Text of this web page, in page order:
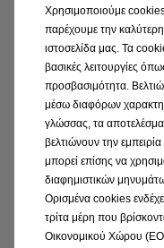
Combo
Corsa
Χρησιμοποιούμε
παρέχουμε την
ιστοσελίδα μας. Τα
βασικές λειτουργίες
προσβασιμότητα.
μέσω διαφόρων
γλώσσας, τα
βελτιώνουν την
μπορεί επίσης να
διαφημιστικών
Ορισμένα cookies
τρίτα μέρη που
Οικονομικού Χώρου